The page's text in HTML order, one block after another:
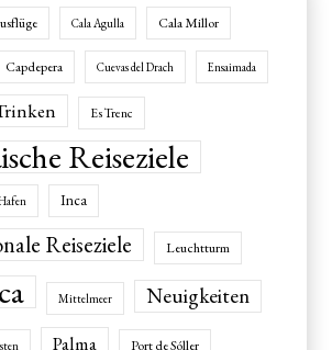
Cala Agulla Cala Millor
Capdepera Cuevas del Drach Ensaimada
Es Trenc
Reiseziele
Inca
Reiseziele Leuchtturm
Mittelmeer Neuigkeiten
Palma Port de Sóller